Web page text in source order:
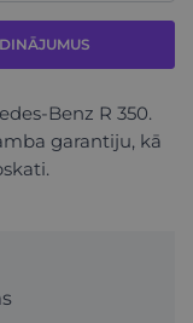
Benz R 350.
garantiju, kā